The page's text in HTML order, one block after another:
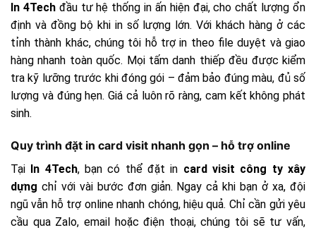
In 4Techđầu tư hệ thống in ấn hiện đại, cho chất lượng ổn
định và đồng bộ khi in số lượng lớn. Với khách hàng ở các
tỉnh thành khác, chúng tôi hỗ trợ in theo file duyệt và giao
hàng nhanh toàn quốc. Mọi tấm danh thiếp đều được kiểm
tra kỹ lưỡng trước khi đóng gói – đảm bảo đúng màu, đủ số
lượng và đúng hẹn. Giá cả luôn rõ ràng, cam kết không phát
sinh.
Quy trình đặt in card visit nhanh gọn – hỗ trợ online
Tại In 4Tech, bạn có thể đặt in card visit công ty xây
dựng chỉ với vài bước đơn giản. Ngay cả khi bạn ở xa, đội
ngũ vẫn hỗ trợ online nhanh chóng, hiệu quả. Chỉ cần gửi yêu
cầu qua Zalo, email hoặc điện thoại, chúng tôi sẽ tư vấn,